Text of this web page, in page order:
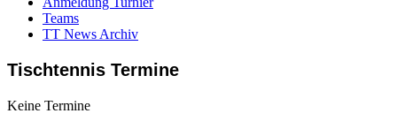
Teams
TT News Archiv
Tischtennis Termine
Keine Termine